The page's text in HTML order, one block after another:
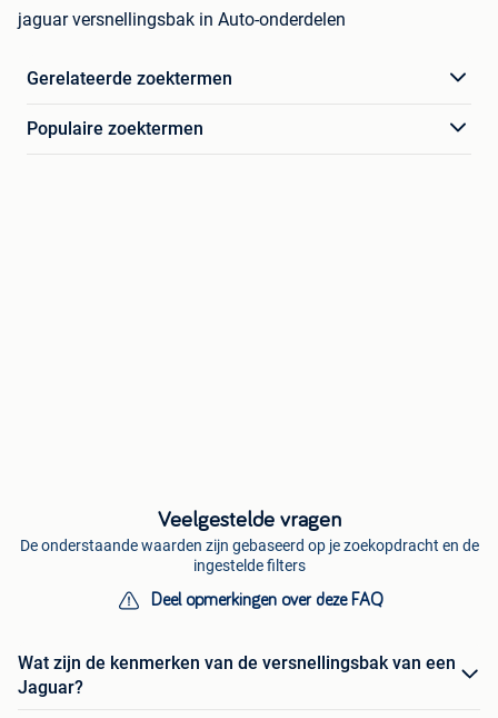
jaguar versnellingsbak in Auto-onderdelen
Gerelateerde zoektermen
Populaire zoektermen
Veelgestelde vragen
De onderstaande waarden zijn gebaseerd op je zoekopdracht en de
ingestelde filters
Deel opmerkingen over deze FAQ
Wat zijn de kenmerken van de versnellingsbak van een
Jaguar?